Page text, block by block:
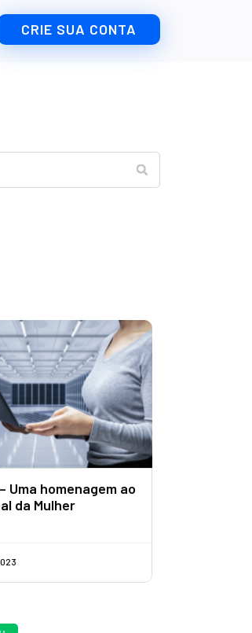
CRIE SUA CONTA
Uma homenagem ao
da Mulher